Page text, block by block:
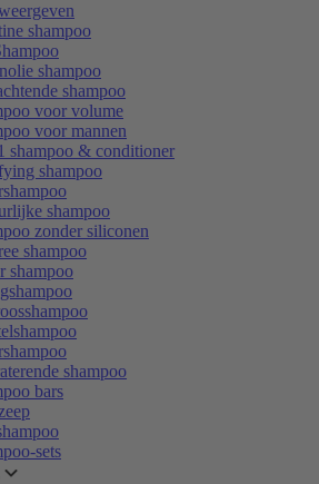
shampoo
shampoo
shampoo
voor volume
voor mannen
shampoo & conditioner
shampoo
shampoo
zonder siliconen
shampoo
shampoo
shampoo
bars
sets